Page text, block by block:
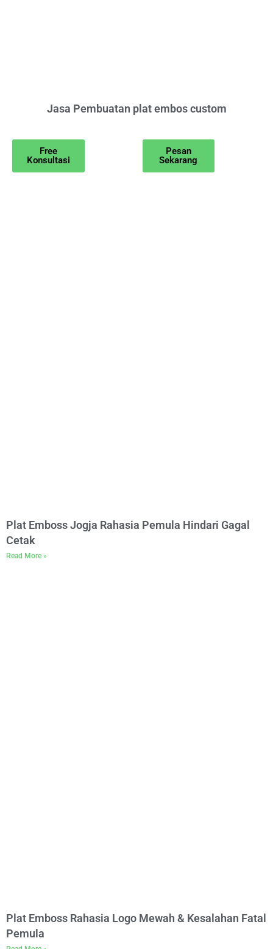
Jasa Pembuatan plat embos custom
Free
Konsultasi
Pesan
Sekarang
Plat Emboss Jogja Rahasia Pemula Hindari Gagal
Cetak
Read More »
Plat Emboss Rahasia Logo Mewah & Kesalahan Fatal
Pemula